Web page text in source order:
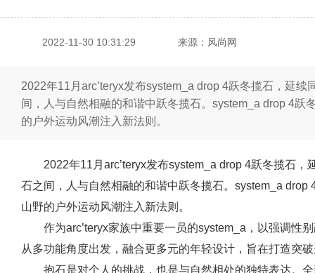
2022-11-30 10:31:29 来源：风尚网
2022年11月arc’teryx发布system_a drop 4跃冬揽石，延
间，人与自然相融的和谐中跃冬揽石。system_a drop 4跃
的户外运动风潮注入新法则。
2022年11月arc’teryx发布system_a drop 4跃冬揽石
石之间，人与自然相融的和谐中跃冬揽石。system_a
山野的户外运动风潮注入新法则。
作为arc’teryx家族中重要一员的system_a，以强调性
从多功能角度出发，融合更多元的年轻设计，旨在打造突
抱石是对个人的挑战，也是与自然相处的独特表达。